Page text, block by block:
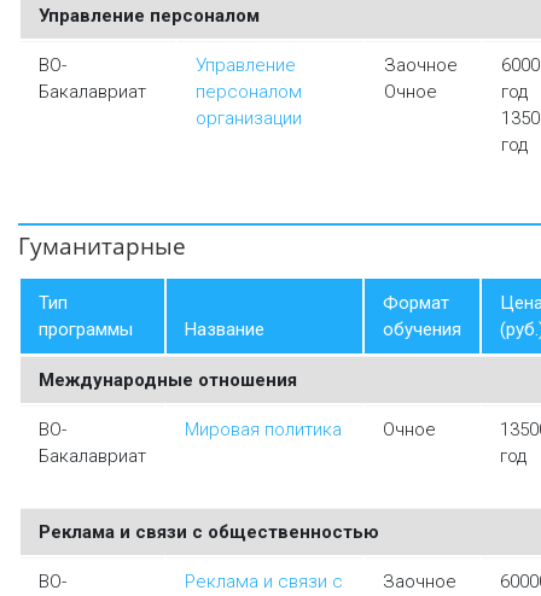
Управление персоналом
ВО-
Бакалавриат
Управление
персоналом
организации
Заочное
Очное
год
год
Гуманитарные
Тип
программы
Название
Формат
обучения
Международные отношения
ВО-
Бакалавриат
Мировая политика Очное
год
Реклама и связи с общественностью
ВО-
Реклама и связи с
Заочное